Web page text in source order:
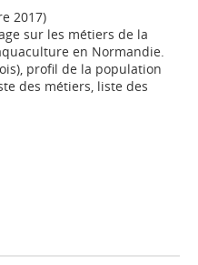
2017)
sur les métiers de la
en Normandie.
profil de la population
des métiers, liste des